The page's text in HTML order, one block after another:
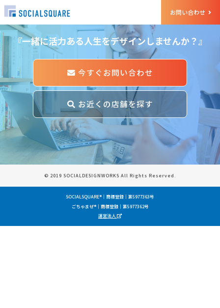
お問い合わせ
『一緒に活力ある人生をデザインしませんか？』
今すぐお問い合わせ
お近くの店舗を探す
© 2019 SOCIALDESIGNWORKS All Rights Reserved.
SOCIALSQUARE®｜商標登録｜第5977363号
ごちゃまぜ®｜商標登録｜第5977362号
運営法人